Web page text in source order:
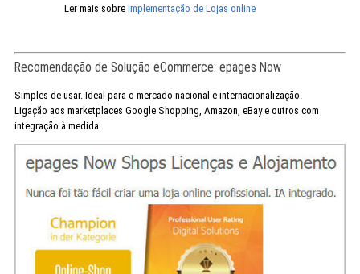
Ler mais sobre Implementação de Lojas online
Recomendação de Solução eCommerce: epages Now
Simples de usar. Ideal para o mercado nacional e internacionalização.
Ligação aos marketplaces Google Shopping, Amazon, eBay e outros com
integração à medida.